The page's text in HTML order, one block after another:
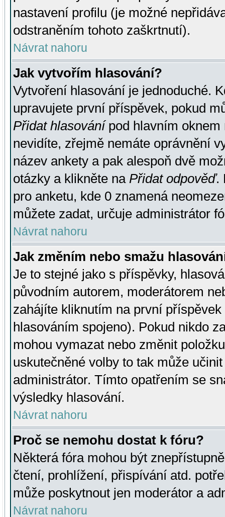
nastavení profilu (je možné
odstraněním tohoto zaškrtnutí).
Návrat nahoru
Jak vytvořím hlasování?
Vytvoření hlasování je jednoduché.
upravujete první příspěvek, pokud
Přidat hlasovánípod hlavním oknem
nevidíte, zřejmě nemáte oprávnění
název ankety a pak alespoň dvě
otázky a klikněte na Přidat odpověď.
pro anketu, kde 0 znamená
můžete zadat, určuje administrátor
Návrat nahoru
Jak změním nebo smažu
Je to stejné jako s příspěvky,
původním autorem, moderátorem
zahájíte kliknutím na první
hlasováním spojeno). Pokud nikdo
mohou vymazat nebo změnit
uskutečněné volby to tak může
administrátor. Tímto opatřením se
výsledky hlasování.
Návrat nahoru
Proč se nemohu dostat k fóru?
Některá fóra mohou být
čtení, prohlížení, přispívání atd.
může poskytnout jen moderátor a
Návrat nahoru